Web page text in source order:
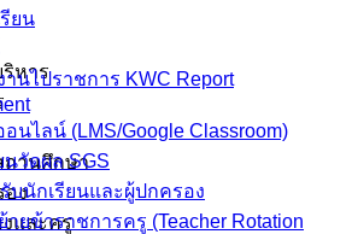
หาร
านศึกษา
อง
และครู
ยน
านไปราชการ KWC Report
อนไลน์ (LMS/Google Classroom)
นวัดผล SGS
บนักเรียนและผู้ปกครอง
ายข้าราชการครู (Teacher Rotation